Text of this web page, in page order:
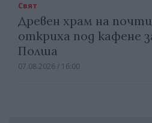
Свят
Древен храм на
откриха под кафене
Полша
07.08.2026 / 16:00